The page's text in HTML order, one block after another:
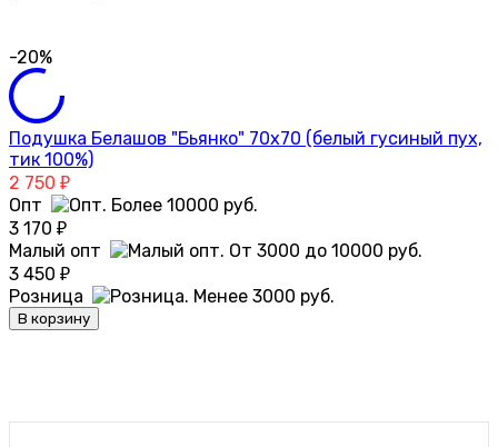
-20%
Подушка Белашов "Бьянко" 70х70 (белый гусиный пух,
тик 100%)
2 750 ₽
Опт
3 170 ₽
Малый опт
3 450 ₽
Розница
В корзину